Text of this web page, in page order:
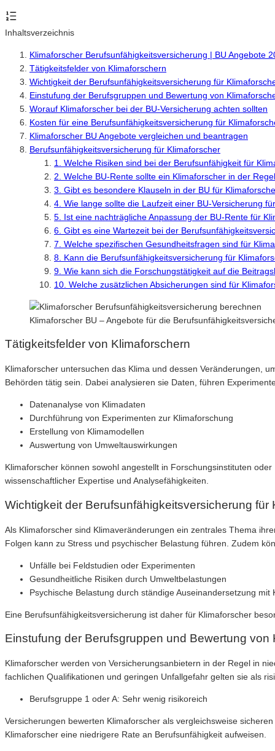
Inhaltsverzeichnis
Klimaforscher Berufsunfähigkeitsversicherung | BU Angebote
Tätigkeitsfelder von Klimaforschern
Wichtigkeit der Berufsunfähigkeitsversicherung für
Einstufung der Berufsgruppen und Bewertung von
Worauf Klimaforscher bei der BU-Versicherung achten sollten
Kosten für eine Berufsunfähigkeitsversicherung für
Klimaforscher BU Angebote vergleichen und beantragen
Berufsunfähigkeitsversicherung für Klimaforscher
1. Welche Risiken sind bei der Berufsunfähigkeit für
2. Welche BU-Rente sollte ein Klimaforscher in der
3. Gibt es besondere Klauseln in der BU für
4. Wie lange sollte die Laufzeit einer BU-Versicherung
5. Ist eine nachträgliche Anpassung der BU-Rente für
6. Gibt es eine Wartezeit bei der
7. Welche spezifischen Gesundheitsfragen sind für
8. Kann die Berufsunfähigkeitsversicherung für
9. Wie kann sich die Forschungstätigkeit auf die
10. Welche zusätzlichen Absicherungen sind für
Klimaforscher BU – Angebote für die
Tätigkeitsfelder von Klimaforschern
Klimaforscher untersuchen das Klima und dessen Veränderungen,
Behörden tätig sein. Dabei analysieren sie Daten, führen
Datenanalyse von Klimadaten
Durchführung von Experimenten zur Klimaforschung
Erstellung von Klimamodellen
Auswertung von Umweltauswirkungen
Klimaforscher können sowohl angestellt in Forschungsinstituten
wissenschaftlicher Expertise und Analysefähigkeiten.
Wichtigkeit der Berufsunfähigkeitsversicherung für
Als Klimaforscher sind Klimaveränderungen ein zentrales Thema
Folgen kann zu Stress und psychischer Belastung führen. Zudem
Unfälle bei Feldstudien oder Experimenten
Gesundheitliche Risiken durch Umweltbelastungen
Psychische Belastung durch ständige Auseinandersetzung mit
Eine Berufsunfähigkeitsversicherung ist daher für Klimaforscher
Einstufung der Berufsgruppen und Bewertung von
Klimaforscher werden von Versicherungsanbietern in der Regel in
fachlichen Qualifikationen und geringen Unfallgefahr gelten sie als
Berufsgruppe 1 oder A: Sehr wenig risikoreich
Versicherungen bewerten Klimaforscher als vergleichsweise
Klimaforscher eine niedrigere Rate an Berufsunfähigkeit aufweisen.